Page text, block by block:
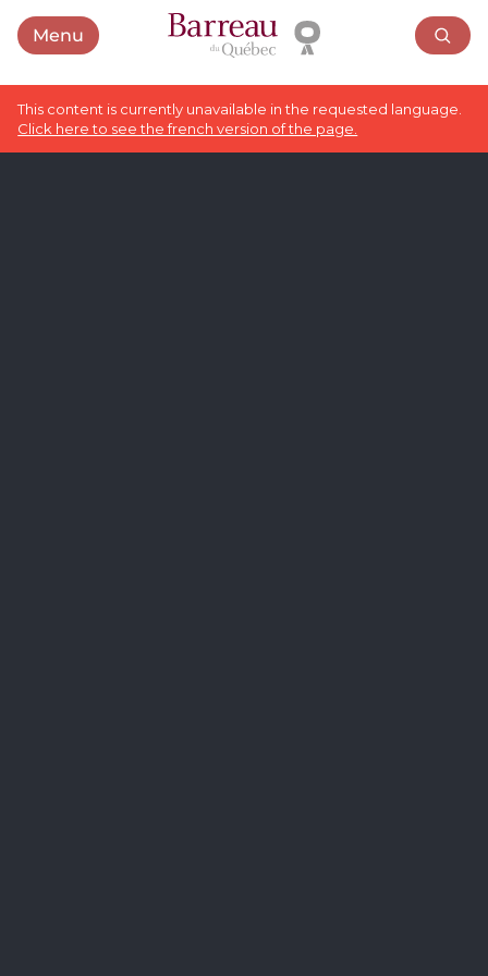
MenuOpen menu
This content is currently unavailable in the requested language.
Click here to see the french version of the page.